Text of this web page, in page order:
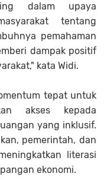
dalam upaya
tentang
pemahaman
dampak positif
kata Widi.
tepat untuk
akses kepada
yang inklusif.
pemerintah, dan
literasi
ekonomi.